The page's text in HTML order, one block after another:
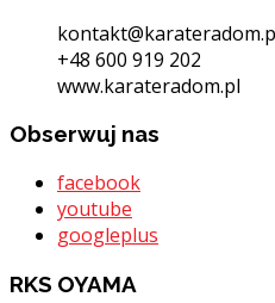
+48 600 919 202
www.karateradom.pl
Obserwuj nas
facebook
youtube
googleplus
RKS OYAMA